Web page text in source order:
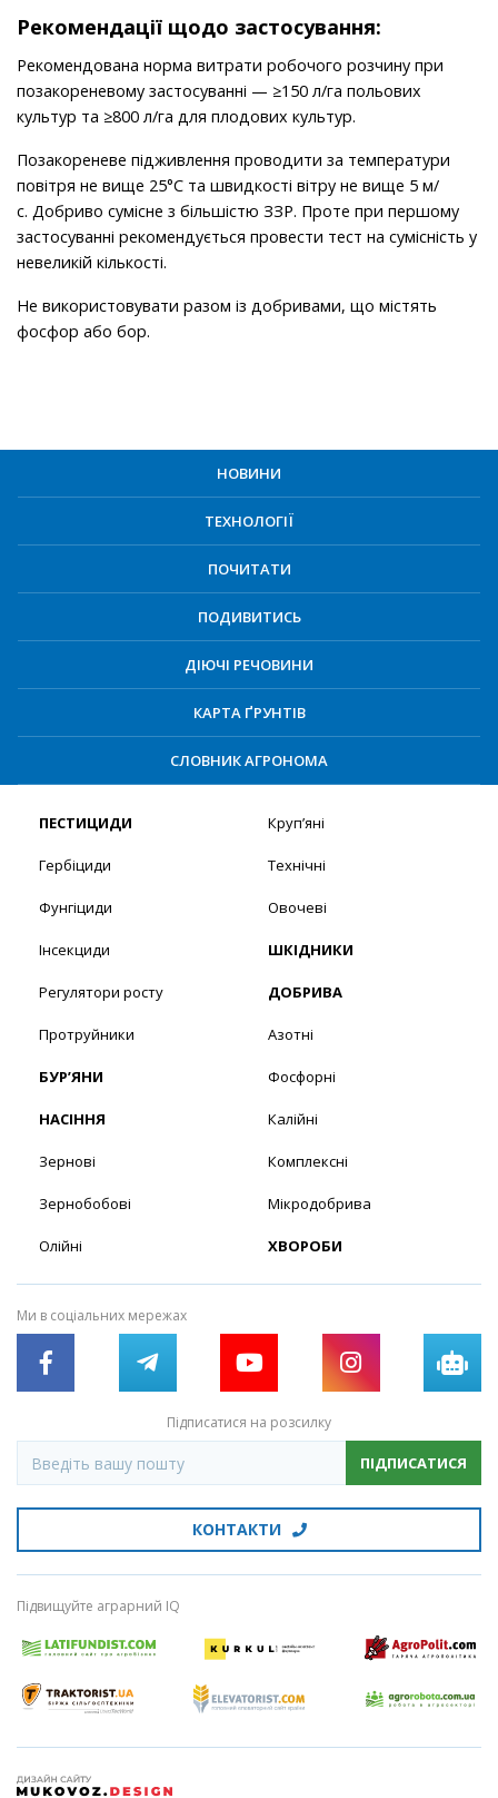
Рекомендації щодо застосування:
Рекомендована норма витрати робочого розчину при
позакореневому застосуванні — ≥150 л/га польових
культур та ≥800 л/га для плодових культур.
Позакореневе підживлення проводити за температури
повітря не вище 25°С та швидкості вітру не вище 5 м/
с. Добриво сумісне з більшістю ЗЗР. Проте при першому
застосуванні рекомендується провести тест на сумісність у
невеликій кількості.
Не використовувати разом із добривами, що містять
фосфор або бор.
НОВИНИ
ТЕХНОЛОГІЇ
ПОЧИТАТИ
ПОДИВИТИСЬ
ДІЮЧІ РЕЧОВИНИ
КАРТА ҐРУНТІВ
СЛОВНИК АГРОНОМА
ПЕСТИЦИДИ
Гербіциди
Фунгіциди
Інсекциди
Регулятори росту
Протруйники
БУР’ЯНИ
НАСІННЯ
Зернові
Зернобобові
Олійні
Круп’яні
Технічні
Овочеві
ШКІДНИКИ
ДОБРИВА
Азотні
Фосфорні
Калійні
Комплексні
Мікродобрива
ХВОРОБИ
Ми в соціальних мережах
Підписатися на розсилку
ПІДПИСАТИСЯ
КОНТАКТИ
Підвищуйте аграрний IQ